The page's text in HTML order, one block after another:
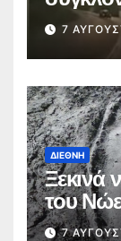
7
ΔΙΕΘΝΉ
Ξεκινά
του Νώε
7